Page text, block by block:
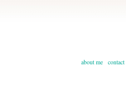
about me contact